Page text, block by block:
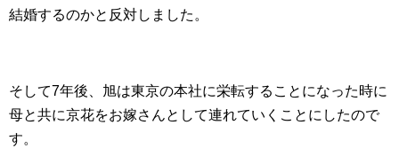
結婚するのかと反対しました。
そして7年後、旭は東京の本社に栄転することになった時に
母と共に京花をお嫁さんとして連れていくことにしたので
す。